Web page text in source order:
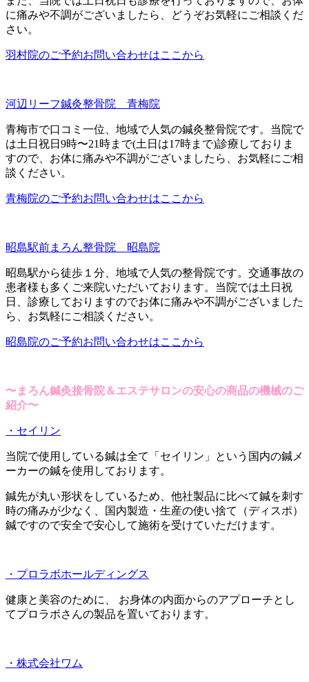
に痛みや不調がございましたら、どうぞお気軽にご相談くだ
さい。
羽村院のご予約お問い合わせはここから
河辺リーフ鍼灸整骨院 青梅院
青梅市で口コミ一位、地域で人気の鍼灸整骨院です。当院で
は土日祝日9時〜21時まで(土日は17時まで)診療しておりま
すので、お体に痛みや不調がございましたら、お気軽にご相
談ください。
青梅院のご予約お問い合わせはここから
昭島駅前まろん整骨院 昭島院
昭島駅から徒歩１分、地域で人気の整骨院です。交通事故の
患者様も多くご来院いただいております。当院では土日祝
日、診療しておりますのでお体に痛みや不調がございました
ら、お気軽にご相談ください。
昭島院のご予約お問い合わせはここから
〜まろん鍼灸接骨院＆エステサロンの安心の商品の機械のご
紹介〜
・セイリン
当院で使用している鍼は全て「セイリン」という国内の鍼メ
ーカーの鍼を使用しております。
鍼先が丸い形状をしているため、他社製品に比べて鍼を刺す
時の痛みが少なく、国内製造・生産の使い捨て（ディスポ）
鍼ですので安全で安心して施術を受けていただけます。
・プロラボホールディングス
健康と美容のために、 お身体の内面からのアプローチとし
てプロラボさんの製品を置いております。
・株式会社ワム